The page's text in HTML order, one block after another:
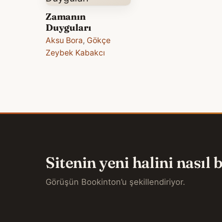
Zamanın
Duyguları
Aksu Bora, Gökçe
Zeybek Kabakcı
Sitenin yeni halini nasıl
Görüşün Bookinton’u şekillendiriyor.